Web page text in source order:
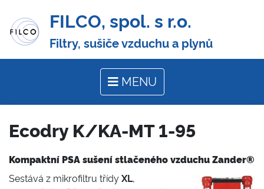
FILCO, spol. s r.o.
Filtry, sušiče vzduchu a plynů
MENU
Ecodry K/KA-MT 1-95
Kompaktní PSA sušení stlačeného vzduchu Zander®
Sestává z mikrofiltru třídyXL,